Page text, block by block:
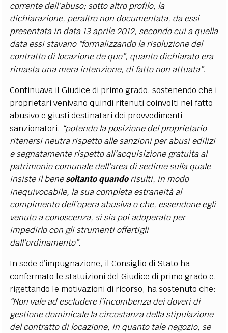
corrente dell’abuso; sotto altro profilo, la
dichiarazione, peraltro non documentata, da essi
presentata in data 13 aprile 2012, secondo cui a quella
data essi stavano “formalizzando la risoluzione del
contratto di locazione de quo”, quanto dichiarato era
rimasta una mera intenzione, di fatto non attuata”.
Continuava il Giudice di primo grado, sostenendo che i
proprietari venivano quindi ritenuti coinvolti nel fatto
abusivo e giusti destinatari dei provvedimenti
sanzionatori, “potendo la posizione del proprietario
ritenersi neutra rispetto alle sanzioni per abusi edilizi
e segnatamente rispetto all’acquisizione gratuita al
patrimonio comunale dell’area di sedime sulla quale
insiste il benesoltanto quandorisulti, in modo
inequivocabile, la sua completa estraneità al
compimento dell’opera abusiva o che, essendone egli
venuto a conoscenza, si sia poi adoperato per
impedirlo con gli strumenti offertigli
dall’ordinamento”.
In sede d’impugnazione, il Consiglio di Stato ha
confermato le statuizioni del Giudice di primo grado e,
rigettando le motivazioni di ricorso, ha sostenuto che:
“Non vale ad escludere l’incombenza dei doveri di
gestione dominicale la circostanza della stipulazione
del contratto di locazione, in quanto tale negozio, se